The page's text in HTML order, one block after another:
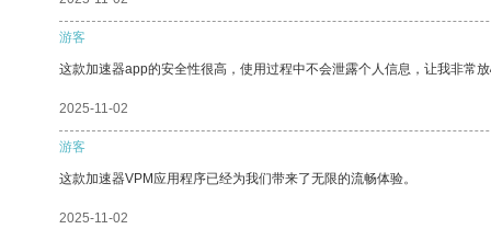
游客
这款加速器app的安全性很高，使用过程中不会泄露个人信息，让我非常
2025-11-02
游客
这款加速器VPM应用程序已经为我们带来了无限的流畅体验。
2025-11-02